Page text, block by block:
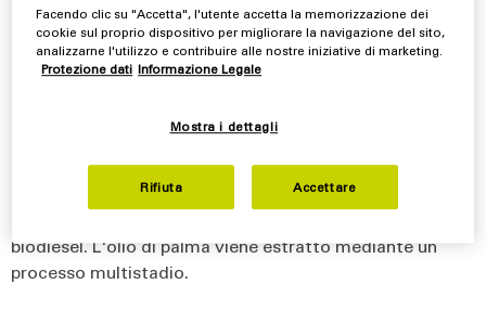
olio di palma
ultimi vent'anni è cresciuto rapidamente. Esso viene
usato come materia prima nell'industria alimentare o dai
consumatori come prodotto finito. Inoltre l'olio di palma
biodiesel. L'olio di palma viene estratto mediante un
processo multistadio.
Facendo clic su "Accetta", l'utente accetta la memorizzazione dei
cookie sul proprio dispositivo per migliorare la navigazione del sito,
analizzarne l'utilizzo e contribuire alle nostre iniziative di marketing.
Protezione dati Informazione Legale
Mostra i dettagli
Rifiuta Accettare